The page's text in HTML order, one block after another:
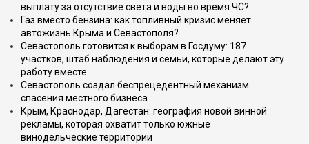
выплату за отсутствие света и воды во время ЧС?
Газ вместо бензина: как топливный кризис меняет
автожизнь Крыма и Севастополя?
Севастополь готовится к выборам в Госдуму: 187
участков, штаб наблюдения и семьи, которые делают эту
работу вместе
Севастополь создал беспрецедентный механизм
спасения местного бизнеса
Крым, Краснодар, Дагестан: география новой винной
рекламы, которая охватит только южные
винодельческие территории